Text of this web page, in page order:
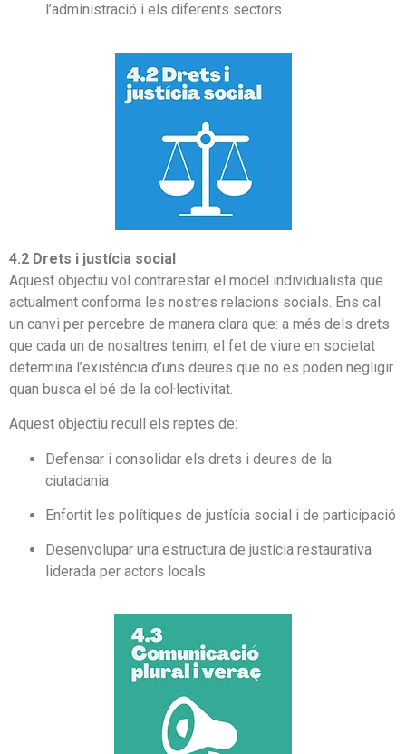
l’administració i els diferents sectors
4.2 Drets i justícia social
Aquest objectiu vol contrarestar el model individualista que
actualment conforma les nostres relacions socials. Ens cal
un canvi per percebre de manera clara que: a més dels drets
que cada un de nosaltres tenim, el fet de viure en societat
determina l’existència d’uns deures que no es poden negligir
quan busca el bé de la col·lectivitat.
Aquest objectiu recull els reptes de:
Defensar i consolidar els drets i deures de la
ciutadania
Enfortit les polítiques de justícia social i de participació
Desenvolupar una estructura de justícia restaurativa
liderada per actors locals